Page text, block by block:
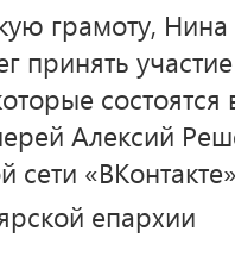
грамоту, Нина
принять
Алексий
сети
епархии